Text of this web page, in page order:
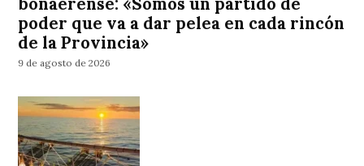
poder que va a dar pelea en cada rincón
de la Provincia»
9 de agosto de 2026